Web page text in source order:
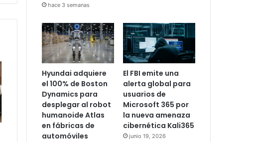
hace 3 semanas
Hyundai adquiere
el 100% de Boston
Dynamics para
desplegar al robot
humanoide Atlas
en fábricas de
automóviles
El FBI emite una
alerta global para
usuarios de
Microsoft 365 por
la nueva amenaza
cibernética Kali365
junio 19, 2026